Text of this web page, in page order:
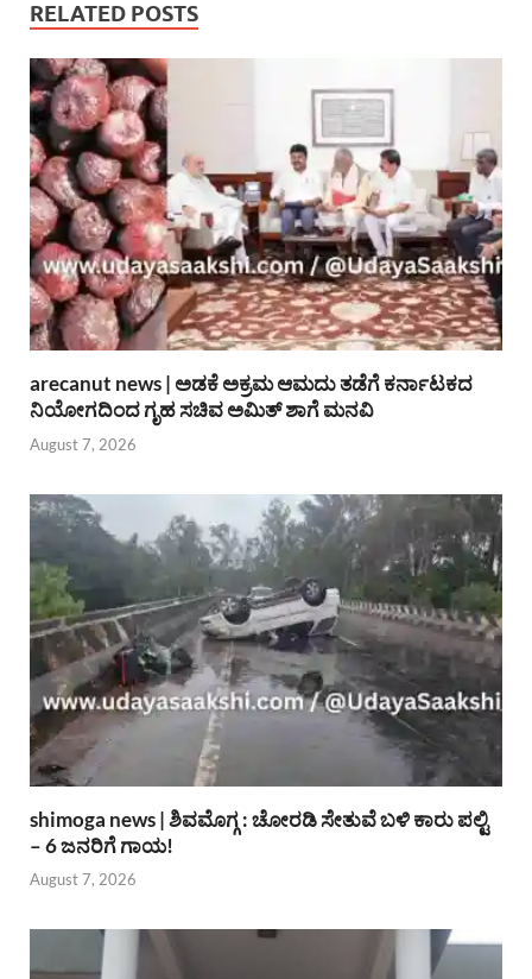
RELATED POSTS
arecanut news | ಅಡಕೆ ಅಕ್ರಮ ಆಮದು ತಡೆಗೆ ಕರ್ನಾಟಕದ
ನಿಯೋಗದಿಂದ ಗೃಹ ಸಚಿವ ಅಮಿತ್ ಶಾಗೆ ಮನವಿ
August 7, 2026
shimoga news | ಶಿವಮೊಗ್ಗ : ಚೋರಡಿ ಸೇತುವೆ ಬಳಿ ಕಾರು ಪಲ್ಟಿ
– 6 ಜನರಿಗೆ ಗಾಯ!
August 7, 2026